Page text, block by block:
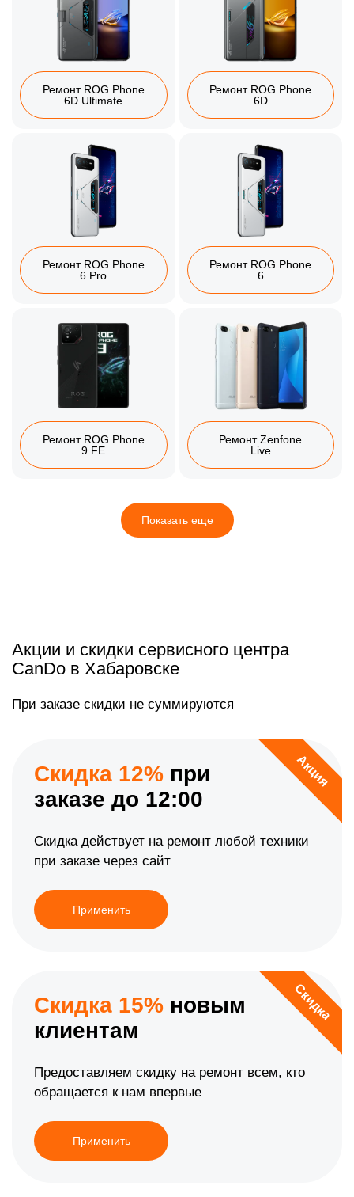
Ремонт ROG Phone
6D Ultimate
Ремонт ROG Phone
6D
Ремонт ROG Phone
6 Pro
Ремонт ROG Phone
6
Ремонт ROG Phone
9 FE
Ремонт Zenfone
Live
Показать еще
Акции и скидки сервисного центра
CanDo в Хабаровске
При заказе скидки не суммируются
Акция
Скидка 12% при
заказе до 12:00
Скидка действует на ремонт любой техники
при заказе через сайт
Применить
Скидка
Скидка 15% новым
клиентам
Предоставляем скидку на ремонт всем, кто
обращается к нам впервые
Применить